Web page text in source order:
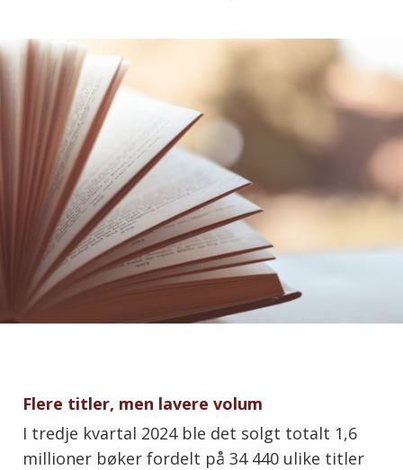
Flere titler, men lavere volum
I tredje kvartal 2024 ble det solgt totalt 1,6
millioner bøker fordelt på 34 440 ulike titler